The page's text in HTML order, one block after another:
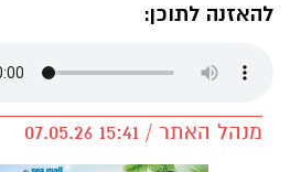
להאזנה לתוכן:
מנהל האתר / 15:41 07.05.26